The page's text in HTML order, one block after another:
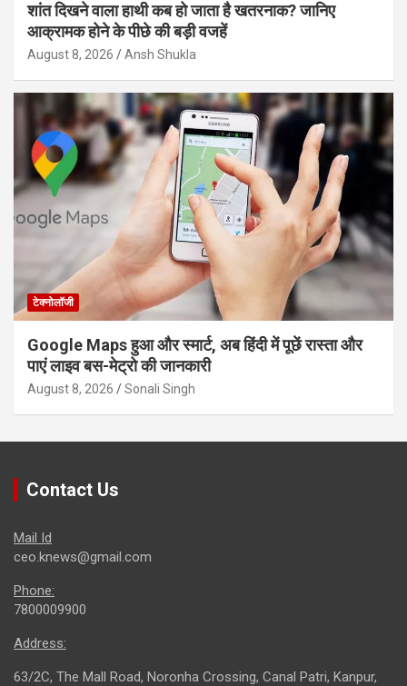
शांत दिखने वाला हाथी कब हो जाता है खतरनाक? जानिए
आक्रामक होने के पीछे की बड़ी वजहें
August 8, 2026 Ansh Shukla
टेक्नोलॉजी
Google Maps हुआ और स्मार्ट, अब हिंदी में पूछें रास्ता और
पाएं लाइव बस-मेट्रो की जानकारी
August 8, 2026 Sonali Singh
Contact Us
Mail Id
ceo.knews@gmail.com
Phone:
7800009900
Address:
63/2C, The Mall Road, Noronha Crossing, Canal Patri, Kanpur,